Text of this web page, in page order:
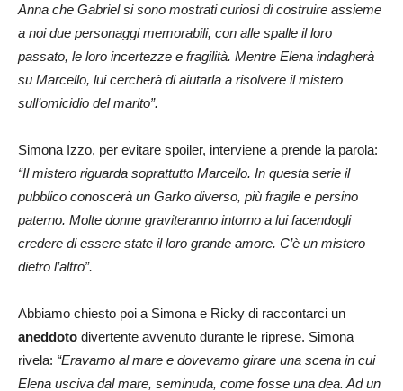
Anna che Gabriel si sono mostrati curiosi di costruire assieme
a noi due personaggi memorabili, con alle spalle il loro
passato, le loro incertezze e fragilità. Mentre Elena indagherà
su Marcello, lui cercherà di aiutarla a risolvere il mistero
sull’omicidio del marito”.
Simona Izzo, per evitare spoiler, interviene a prende la parola:
“Il mistero riguarda soprattutto Marcello. In questa serie il
pubblico conoscerà un Garko diverso, più fragile e persino
paterno. Molte donne graviteranno intorno a lui facendogli
credere di essere state il loro grande amore. C’è un mistero
dietro l’altro”.
Abbiamo chiesto poi a Simona e Ricky di raccontarci un
aneddoto divertente avvenuto durante le riprese. Simona
rivela: “Eravamo al mare e dovevamo girare una scena in cui
Elena usciva dal mare, seminuda, come fosse una dea. Ad un